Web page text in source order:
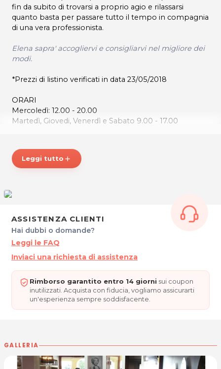
fin da subito di trovarsi a proprio agio e rilassarsi
quanto basta per passare tutto il tempo in compagnia
di una vera professionista.
Elena sapra' accogliervi e consigliarvi nel migliore dei
modi.
*Prezzi di listino verificati in data 23/05/2018
ORARI
Mercoledì: 12.00 - 20.00
Martedì, Giovedi, Venerdì e Sabato 9.00 - 17.00
Effetti Speciali
PIAZZA SAN VALENTINO, 2
33010 Pagnacco (UD)
Per ulteriori informazioni sull'offerta o sulle modalità di
acquisto scrivi a posta@espevia.it
Leggi tutto add
ASSISTENZA CLIENTI
Hai dubbi o domande?
Leggi le FAQ
Inviaci una richiesta di assistenza
Rimborso garantito entro 14 giorni sui coupon
inutilizzati. Acquista con fiducia, vogliamo assicurarti
un'esperienza sempre soddisfacente.
GALLERIA